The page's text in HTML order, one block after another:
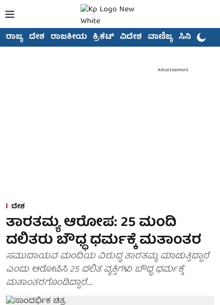
ರಾಜ್ಯ ದೇಶ ರಾಜಕೀಯ ಕ್ರಿಕೆಟ್ ವಿದೇಶ ವಾಣಿಜ್ಯ ಸಿನಿಮಾ
Advertisement
ದೇಶ
ತಾರತಮ್ಯ ಆರೋಪ: 25 ಮಂದಿ
ದಲಿತರು ಬೌಧ್ಧ ಧರ್ಮಕ್ಕೆ ಮತಾಂತರ
ಸಮುದಾಯವ ಮಂದಿಯ ವಿರುದ್ಧ ತಾರತಮ್ಯ ಮಾಡುತ್ತಿದ್ದಾರೆ
ಎಂದು ಆರೋಪಿಸಿ 25 ದಲಿತ ವ್ಯಕ್ತಿಗಳು ಬೌಧ್ಧ ಧರ್ಮಕ್ಕೆ
ಮತಾಂತರಗೊಂಡಿದ್ದಾರೆ....